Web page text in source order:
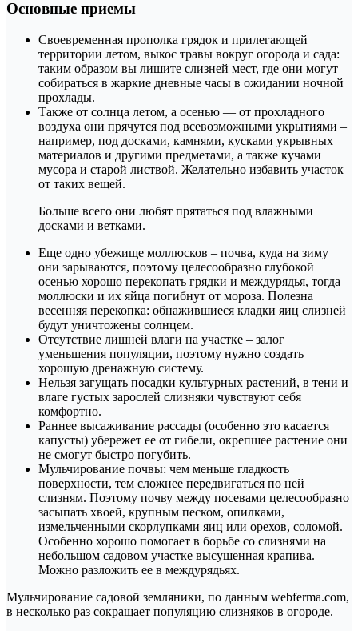
Основные приемы
Своевременная прополка грядок и прилегающей
территории летом, выкос травы вокруг огорода и сада:
таким образом вы лишите слизней мест, где они могут
собираться в жаркие дневные часы в ожидании ночной
прохлады.
Также от солнца летом, а осенью — от прохладного
воздуха они прячутся под всевозможными укрытиями –
например, под досками, камнями, кусками укрывных
материалов и другими предметами, а также кучами
мусора и старой листвой. Желательно избавить участок
от таких вещей.
Больше всего они любят прятаться под влажными
досками и ветками.
Еще одно убежище моллюсков – почва, куда на зиму
они зарываются, поэтому целесообразно глубокой
осенью хорошо перекопать грядки и междурядья, тогда
моллюски и их яйца погибнут от мороза. Полезна
весенняя перекопка: обнажившиеся кладки яиц слизней
будут уничтожены солнцем.
Отсутствие лишней влаги на участке – залог
уменьшения популяции, поэтому нужно создать
хорошую дренажную систему.
Нельзя загущать посадки культурных растений, в тени и
влаге густых зарослей слизняки чувствуют себя
комфортно.
Раннее высаживание рассады (особенно это касается
капусты) убережет ее от гибели, окрепшее растение они
не смогут быстро погубить.
Мульчирование почвы: чем меньше гладкость
поверхности, тем сложнее передвигаться по ней
слизням. Поэтому почву между посевами целесообразно
засыпать хвоей, крупным песком, опилками,
измельченными скорлупками яиц или орехов, соломой.
Особенно хорошо помогает в борьбе со слизнями на
небольшом садовом участке высушенная крапива.
Можно разложить ее в междурядьях.
Мульчирование садовой земляники, по данным webferma.com,
в несколько раз сокращает популяцию слизняков в огороде.